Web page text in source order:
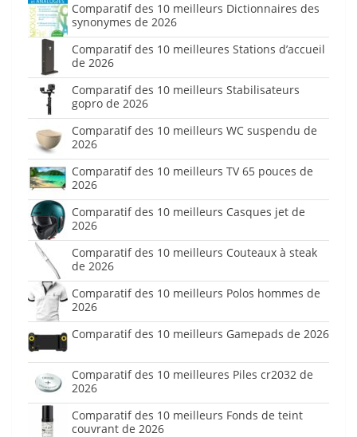
Comparatif des 10 meilleurs Dictionnaires des
synonymes de 2026
Comparatif des 10 meilleures Stations d’accueil
de 2026
Comparatif des 10 meilleurs Stabilisateurs
gopro de 2026
Comparatif des 10 meilleurs WC suspendu de
2026
Comparatif des 10 meilleurs TV 65 pouces de
2026
Comparatif des 10 meilleurs Casques jet de
2026
Comparatif des 10 meilleurs Couteaux à steak
de 2026
Comparatif des 10 meilleurs Polos hommes de
2026
Comparatif des 10 meilleurs Gamepads de 2026
Comparatif des 10 meilleures Piles cr2032 de
2026
Comparatif des 10 meilleurs Fonds de teint
couvrant de 2026